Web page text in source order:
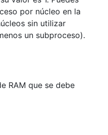
por núcleo en la
sin utilizar
un subproceso).
RAM que se debe